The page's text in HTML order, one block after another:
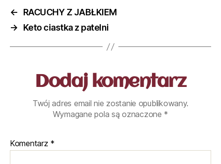
←
RACUCHY Z JABŁKIEM
→
Keto ciastka z patelni
Dodaj komentarz
Twój adres email nie zostanie opublikowany.
Wymagane pola są oznaczone *
Komentarz *